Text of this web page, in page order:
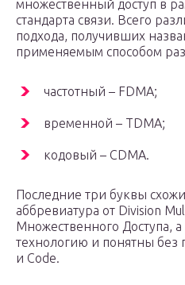
множественный доступ в
стандарта связи. Всего
подхода, получивших
применяемым способом
частотный – FDMA;
временной – TDMA;
кодовый – CDMA.
Последние три буквы
аббревиатура от Division
Множественного Доступа,
технологию и понятны без
и Code.